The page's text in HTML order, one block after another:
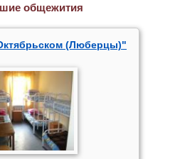
общежития
(Люберцы)"